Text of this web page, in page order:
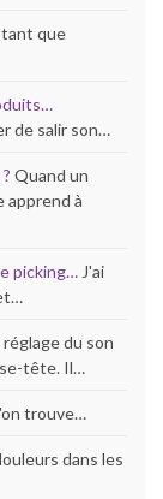
tant que
de salir son…
Quand un
apprend à
picking…J'ai
réglage du son
tête. Il…
trouve…
dans les